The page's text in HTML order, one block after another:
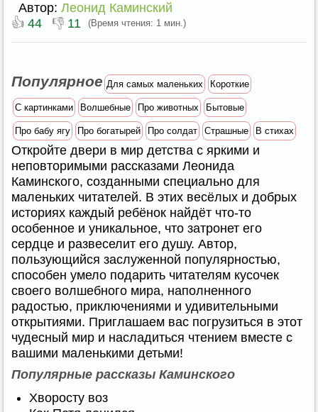
Автор: Леонид Каминский
👍 44 👎 11 (Время чтения: 1 мин.)
Популярное Для самых маленьких Короткие
С картинками Волшебные Про животных Бытовые
Про бабу ягу Про богатырей Про солдат Страшные В стихах
Откройте двери в мир детства с яркими и
неповторимыми рассказами Леонида
Каминского, созданными специально для
маленьких читателей. В этих весёлых и добрых
историях каждый ребёнок найдёт что-то
особенное и уникальное, что затронет его
сердце и развеселит его душу. Автор,
пользующийся заслуженной популярностью,
способен умело подарить читателям кусочек
своего волшебного мира, наполненного
радостью, приключениями и удивительными
открытиями. Приглашаем вас погрузиться в этот
чудесный мир и насладиться чтением вместе с
вашими маленькими детьми!
Популярные рассказы Каминского
Хворосту воз